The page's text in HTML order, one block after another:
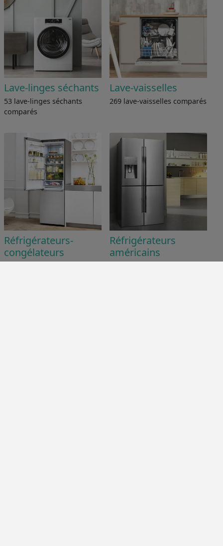
Lave-linges séchants
53 lave-linges séchants
comparés
Lave-vaisselles
269 lave-vaisselles comparés
Réfrigérateurs-
congélateurs
Réfrigérateurs
américains